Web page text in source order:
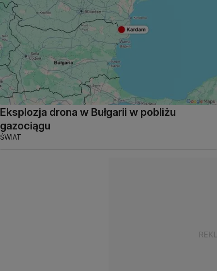
Eksplozja drona w Bułgarii w pobliżu
gazociągu
ŚWIAT